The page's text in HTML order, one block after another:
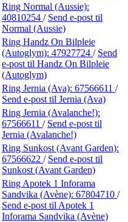
Ring Normal (Aussie):
40810254 / Send e-post til
Normal (Aussie)
Ring Handz On Bilpleie
(Autoglym): 47927724 / Send
e-post til Handz On Bilpleie
(Autoglym)
Ring Jernia (Ava): 67566611 /
Send e-post til Jernia (Ava)
Ring Jernia (Avalanche!):
67566611 / Send e-post til
Jernia (Avalanche!)
Ring Sunkost (Avant Garden):
67566622 / Send e-post til
Sunkost (Avant Garden)
Ring Apotek 1 Inforama
Sandvika (Avène): 67804710 /
Send e-post til Apotek 1
Inforama Sandvika (Avène)